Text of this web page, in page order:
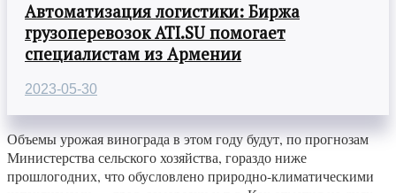
Автоматизация логистики: Биржа
грузоперевозок ATI.SU помогает
специалистам из Армении
2023-05-30
Объемы урожая винограда в этом году будут, по прогнозам
Министерства сельского хозяйства, гораздо ниже
прошлогодних, что обусловлено природно-климатическими